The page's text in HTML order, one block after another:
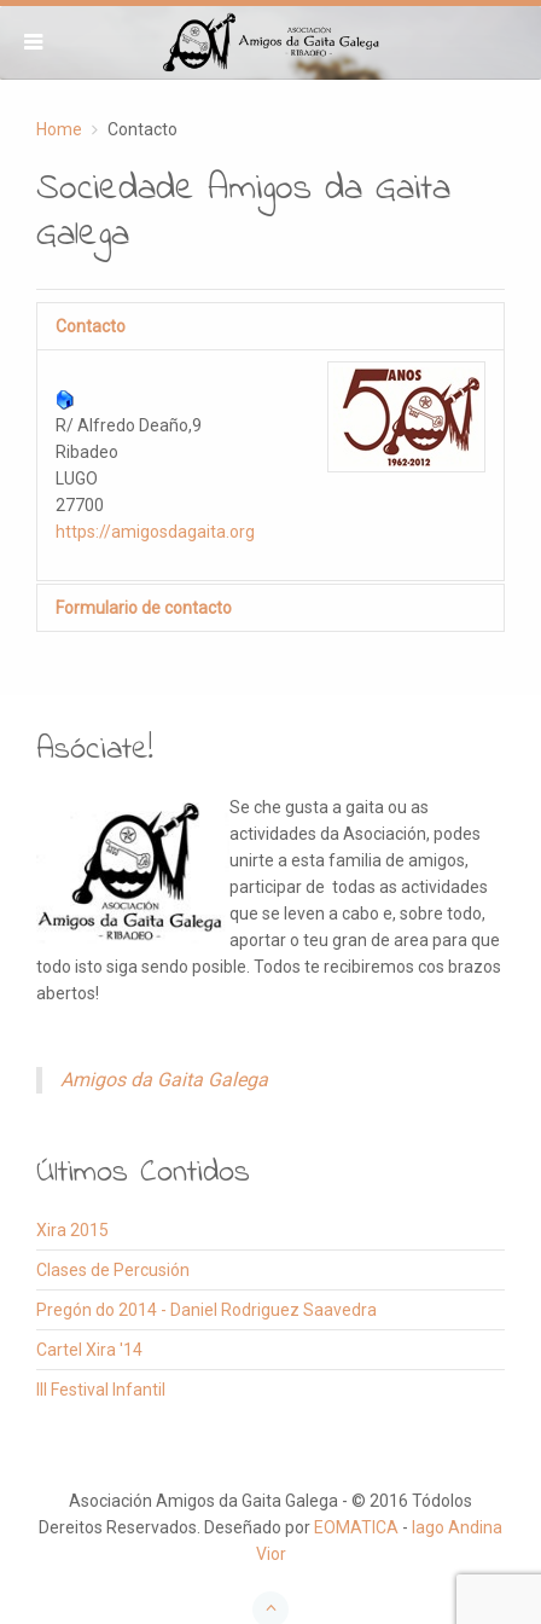
Home Contacto
Sociedade Amigos da Gaita
Galega
Contacto
R/ Alfredo Deaño,9
Ribadeo
LUGO
27700
https://amigosdagaita.org
Formulario de contacto
Required field
Nome*
Correo electrónico *
Enviarme unha copia
(opcional)
Asóciate!
Se che gusta a gaita ou as
actividades da Asociación, podes
unirte a esta familia de amigos,
participar de todas as actividades
que se leven a cabo e, sobre todo,
aportar o teu gran de area para que
todo isto siga sendo posible. Todos te recibiremos cos brazos
abertos!
Amigos da Gaita Galega
Últimos Contidos
Xira 2015
Clases de Percusión
Pregón do 2014 - Daniel Rodriguez Saavedra
Cartel Xira '14
III Festival Infantil
Asociación Amigos da Gaita Galega - © 2016 Tódolos
Dereitos Reservados. Deseñado por EOMATICA - Iago Andina
Vior